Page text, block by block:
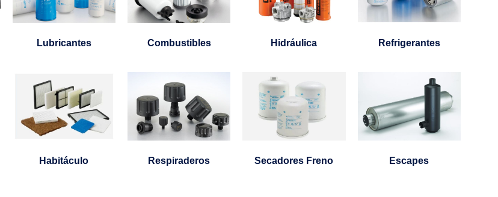
Lubricantes Combustibles Hidráulica Refrigerantes
Habitáculo Respiraderos Secadores Freno Escapes